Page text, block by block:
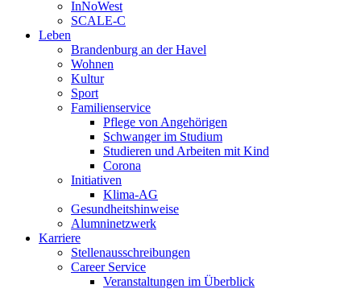
InNoWest
SCALE-C
Leben
Brandenburg an der Havel
Wohnen
Kultur
Sport
Familienservice
Pflege von Angehörigen
Schwanger im Studium
Studieren und Arbeiten mit Kind
Corona
Initiativen
Klima-AG
Gesundheitshinweise
Alumninetzwerk
Karriere
Stellenausschreibungen
Career Service
Veranstaltungen im Überblick